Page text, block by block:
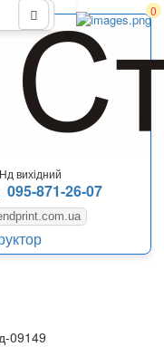
0
вихідний
095-871-26-07
09149